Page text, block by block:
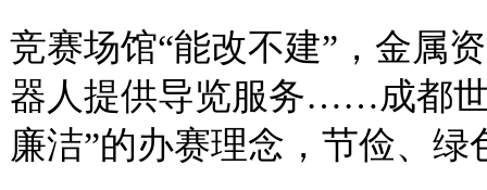
竞赛场馆“能改不建”，金属
器人提供导览服务……成都
廉洁”的办赛理念，节俭、